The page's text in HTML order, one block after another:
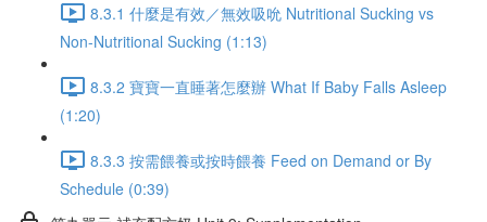
8.3.1 什麼是有效／無效吸吮 Nutritional Sucking vs
Non-Nutritional Sucking (1:13)
8.3.2 寶寶一直睡著怎麼辦 What If Baby Falls Asleep
(1:20)
8.3.3 按需餵養或按時餵養 Feed on Demand or By
Schedule (0:39)